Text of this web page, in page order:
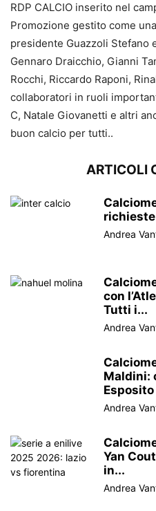
RDP CALCIO inserito nel
Promozione gestito come
presidente Guazzoli Stefano
Gennaro Draicchio, Gianni
Rocchi, Riccardo Raponi,
collaboratori in ruoli
C, Natale Giovanetti e altri
buon calcio per tutti..
ARTICOLI
Andrea
con
Tutti i...
Andrea
Maldini:
Esposito
Andrea
Yan
in...
Andrea